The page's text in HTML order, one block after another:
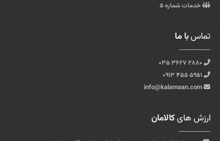
خدمات شماره ۵
تماسبا ما
info@kalamaan.com
ارزش هایکالامان